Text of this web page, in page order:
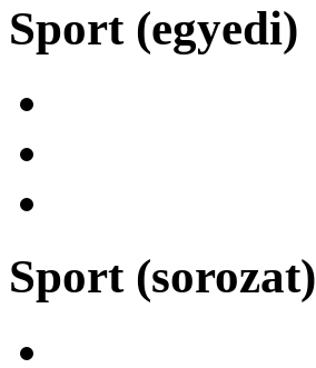
Sport (egyedi)
Sport (sorozat)